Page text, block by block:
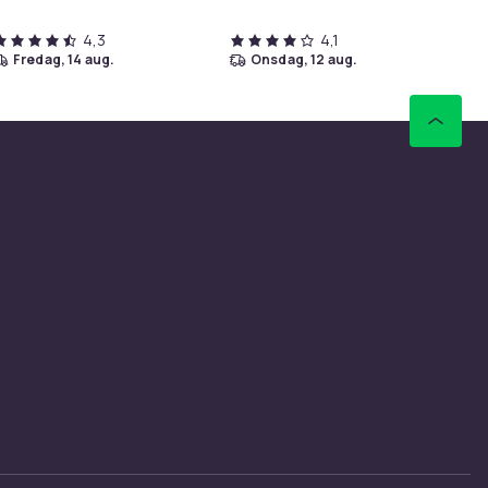
4,3
fredag, 14 aug.
4,1
onsdag, 12 aug.